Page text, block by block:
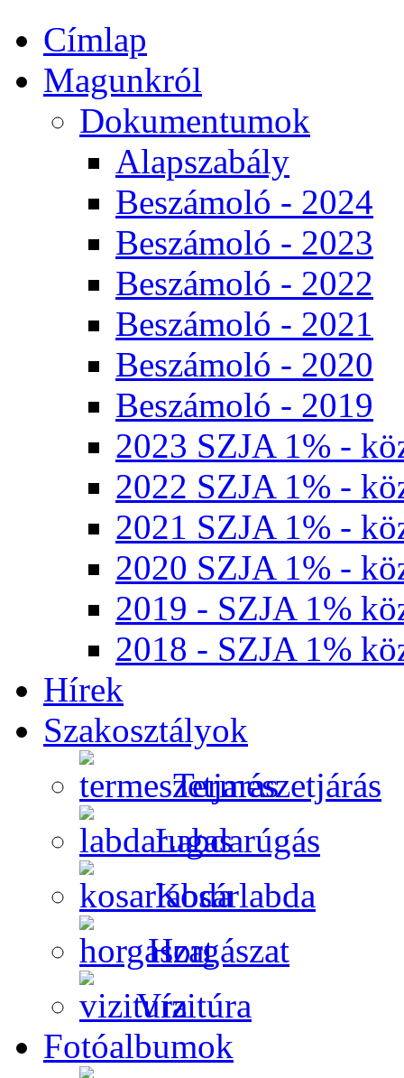
Címlap
Magunkról
Dokumentumok
Alapszabály
Beszámoló - 2024
Beszámoló - 2023
Beszámoló - 2022
Beszámoló - 2021
Beszámoló - 2020
Beszámoló - 2019
2023 SZJA 1% -
2022 SZJA 1% -
2021 SZJA 1% -
2020 SZJA 1% -
2019 - SZJA 1%
2018 - SZJA 1%
Hírek
Szakosztályok
Természetjárás
Labdarúgás
Kosárlabda
Horgászat
Vízitúra
Fotóalbumok